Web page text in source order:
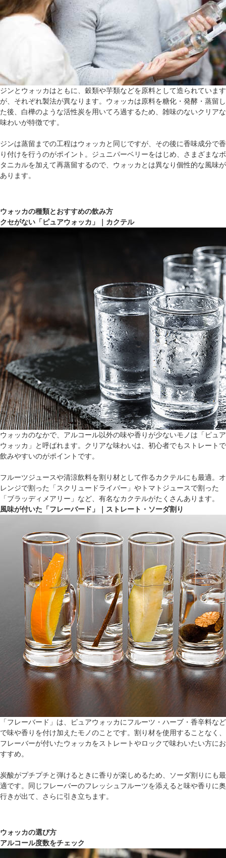
ジンとウォッカはともに、穀類や芋類などを原料として造られています
が、それぞれ製法が異なります。ウォッカは原料を糖化・発酵・蒸留し
た後、白樺のような活性炭を用いてろ過するため、雑味のないクリアな
味わいが特徴です。
ジンは蒸留までの工程はウォッカと同じですが、その後に香味成分で香
り付けを行うのがポイント。ジュニパーベリーをはじめ、さまざまなボ
タニカルを加えて再蒸留するので、ウォッカとは異なり個性的な風味が
あります。
ウォッカの種類とおすすめの飲み方
クセがない「ピュアウォッカ」｜カクテル
ウォッカのなかで、アルコール以外の味や香りが少ないモノは「ピュア
ウォッカ」と呼ばれます。クリアな味わいは、初心者でもストレートで
飲みやすいのがポイントです。
フルーツジュースや清涼飲料を割り材として作るカクテルにも最適。オ
レンジで割った「スクリュードライバー」やトマトジュースで割った
「ブラッディメアリー」など、有名なカクテルがたくさんあります。
風味が付いた「フレーバード」｜ストレート・ソーダ割り
「フレーバード」は、ピュアウォッカにフルーツ・ハーブ・香辛料など
で味や香りを付け加えたモノのことです。割り材を使用することなく、
フレーバーが付いたウォッカをストレートやロックで味わいたい方にお
すすめ。
炭酸がプチプチと弾けるときに香りが楽しめるため、ソーダ割りにも最
適です。同じフレーバーのフレッシュフルーツを添えると味や香りに奥
行きが出て、さらに引き立ちます。
ウォッカの選び方
アルコール度数をチェック